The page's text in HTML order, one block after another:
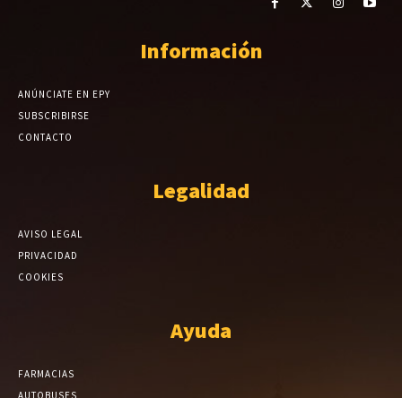
Información
ANÚNCIATE EN EPY
SUBSCRIBIRSE
CONTACTO
Legalidad
AVISO LEGAL
PRIVACIDAD
COOKIES
Ayuda
FARMACIAS
AUTOBUSES